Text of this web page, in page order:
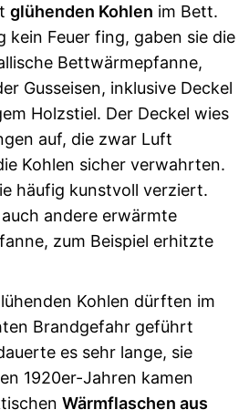
glühenden Kohlen im Bett.
kein Feuer fing, gaben sie die
Bettwärmepfanne,
Gusseisen, inklusive Deckel
Holzstiel. Der Deckel wies
auf, die zwar Luft
Kohlen sicher verwahrten.
häufig kunstvoll verziert.
andere erwärmte
zum Beispiel erhitzte
Kohlen dürften im
Brandgefahr geführt
es sehr lange, sie
1920er-Jahren kamen
Wärmflaschen aus